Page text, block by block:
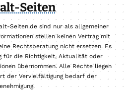
Seiten
Seiten.de sind nur als allgemeiner
stellen keinen Vertrag mit
Rechtsberatung nicht ersetzen. Es
für die Richtigkeit, Aktualität oder
übernommen. Alle Rechte liegen
der Vervielfältigung bedarf der